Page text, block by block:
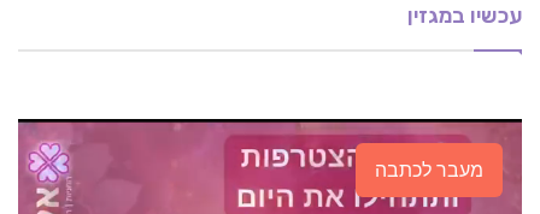
עכשיו במגזין
מעבר לכתבה